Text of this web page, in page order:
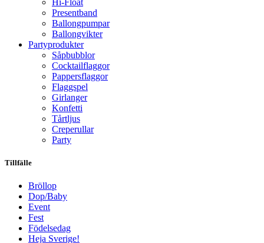
Hi-Float
Presentband
Ballongpumpar
Ballong­vikter
Party­­produkter
Såpbubblor
Cocktail­flaggor
Pappers­flaggor
Flaggspel
Girlanger
Konfetti
Tårtljus
Creperullar
Party
Tillfälle
Bröllop
Dop/Baby
Event
Fest
Födelsedag
Heja Sverige!